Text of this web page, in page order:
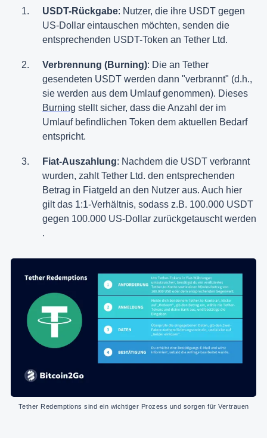
USDT-Rückgabe: Nutzer, die ihre USDT gegen
US-Dollar eintauschen möchten, senden die
entsprechenden USDT-Token an Tether Ltd.
Verbrennung (Burning): Die an Tether
gesendeten USDT werden dann "verbrannt" (d.h.,
sie werden aus dem Umlauf genommen). Dieses
Burning stellt sicher, dass die Anzahl der im
Umlauf befindlichen Token dem aktuellen Bedarf
entspricht.
Fiat-Auszahlung: Nachdem die USDT verbrannt
wurden, zahlt Tether Ltd. den entsprechenden
Betrag in Fiatgeld an den Nutzer aus. Auch hier
gilt das 1:1-Verhältnis, sodass z.B. 100.000 USDT
gegen 100.000 US-Dollar zurückgetauscht werden​
.
Tether Redemptions sind ein wichtiger Prozess und sorgen für Vertrauen